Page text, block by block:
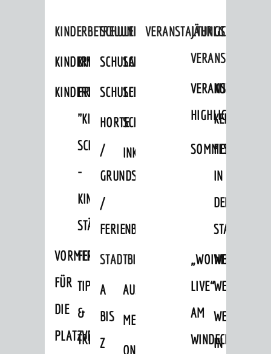
KINDERBETREUUNG
KINDERTAGESPFLEGE
KINDERKRIPPEN
KINDERTAGESSTÄTTEN
PROJEKT
"KINDER
SCHÜTZEN
-
KINDER
STÄRKEN"
VORMERKVERFAHREN
FÜR
DIE
PLATZVERGABE
FERIENANGEBOTE
TIPPS
&
TREFFS
SCHULEN
SCHULARTEN
SCHULVERWALTUNG
SCHULFERIEN
SCHÜLERBEFÖRDERUNG
HORTE
/
GRUNDSCHULBETREUUNG
/
FERIENBETREUUNG
SCHULSOZIALARBEIT
INKLUSION
STADTBIBLIOTHEK
A
BIS
Z
AUSLEIHE
MEDIENANGEBOTE
ONLINE-
VERANSTALTUNGSKALENDER
JÄHRLICHE
HIGHLIGHTS
KERWE
SOMMERTAGSZUG
FESTE
IN
DEN
STADTTEILEN
„WOINEM
LIVE“
AM
WINDECKPLATZ
WEINHEIMER
IN
AKTUELLES